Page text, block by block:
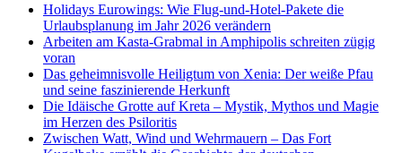
Holidays Eurowings: Wie Flug-und-Hotel-Pakete die
Urlaubsplanung im Jahr 2026 verändern
Arbeiten am Kasta-Grabmal in Amphipolis schreiten zügig
voran
Das geheimnisvolle Heiligtum von Xenia: Der weiße Pfau
und seine faszinierende Herkunft
Die Idäische Grotte auf Kreta – Mystik, Mythos und Magie
im Herzen des Psiloritis
Zwischen Watt, Wind und Wehrmauern – Das Fort